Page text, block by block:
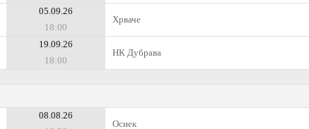
05.09.26
18:00
Хрваче
19.09.26
18:00
НК Дубрава
08.08.26
Осиек